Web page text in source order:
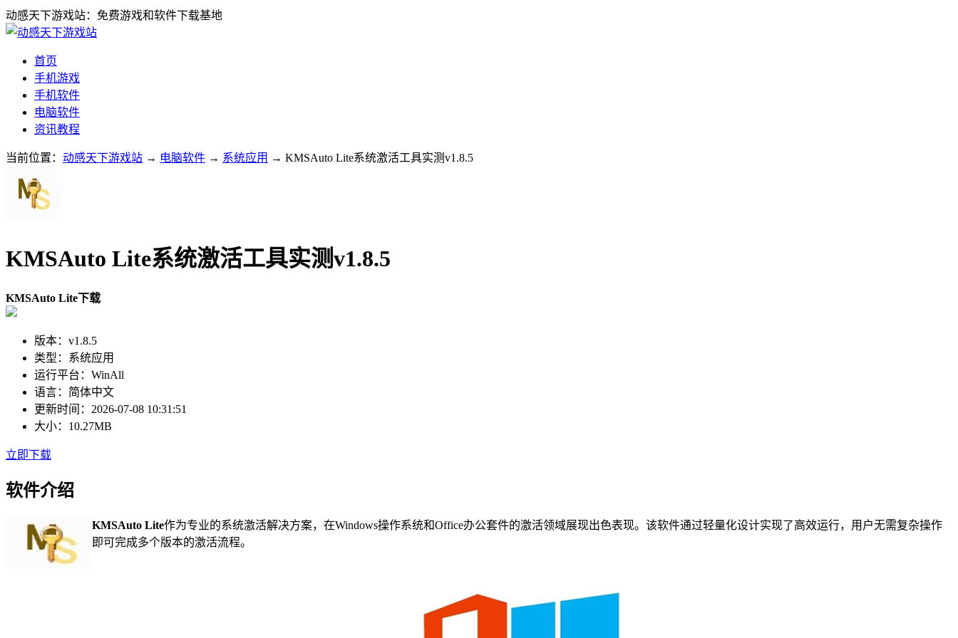
动感天下游戏站：免费游戏和软件下载基地
首页
手机游戏
手机软件
电脑软件
资讯教程
当前位置： 动感天下游戏站 → 电脑软件 → 系统应用 → KMSAuto Lite系统激活工具实测v1.8.5
KMSAuto Lite系统激活工具实测v1.8.5
KMSAuto Lite下载
版本： v1.8.5
类型： 系统应用
运行平台： WinAll
语言： 简体中文
更新时间： 2026-07-08 10:31:51
大小： 10.27MB
立即下载
软件介绍
KMSAuto Lite作为专业的系统激活解决方案，在Windows操作系统和Office办公套件的激活领域展现出色表现。该软件通过轻量化设计实现了高效运行，用户无需复杂操作
即可完成多个版本的激活流程。